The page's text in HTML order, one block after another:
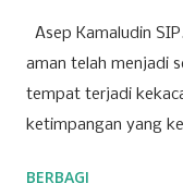
Asep Kamaludin
aman telah menjadi
tempat terjadi
ketimpangan yang
ketidak-amanan.
BERBAGI